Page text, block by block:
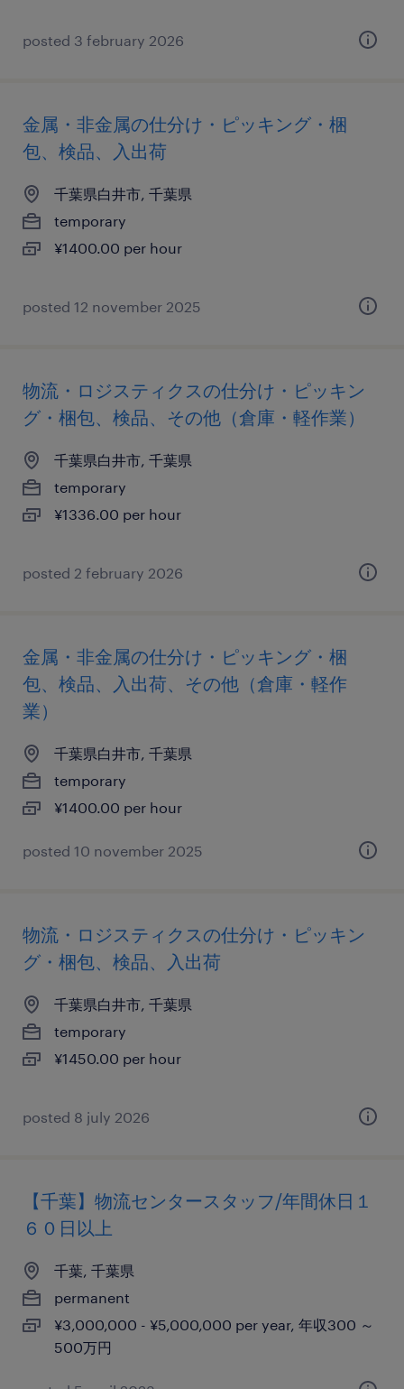
posted 3 february 2026
金属・非金属の仕分け・ピッキング・梱
包、検品、入出荷
千葉県白井市, 千葉県
temporary
¥1400.00 per hour
posted 12 november 2025
物流・ロジスティクスの仕分け・ピッキン
グ・梱包、検品、その他（倉庫・軽作業）
千葉県白井市, 千葉県
temporary
¥1336.00 per hour
posted 2 february 2026
金属・非金属の仕分け・ピッキング・梱
包、検品、入出荷、その他（倉庫・軽作
業）
千葉県白井市, 千葉県
temporary
¥1400.00 per hour
posted 10 november 2025
物流・ロジスティクスの仕分け・ピッキン
グ・梱包、検品、入出荷
千葉県白井市, 千葉県
temporary
¥1450.00 per hour
posted 8 july 2026
【千葉】物流センタースタッフ/年間休日１
６０日以上
千葉, 千葉県
permanent
¥3,000,000 - ¥5,000,000 per year, 年収300 ～
500万円